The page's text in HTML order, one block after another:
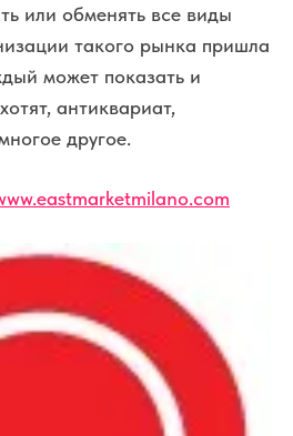
или обменять все виды
такого рынка пришла
может показать и
антиквариат,
другое.